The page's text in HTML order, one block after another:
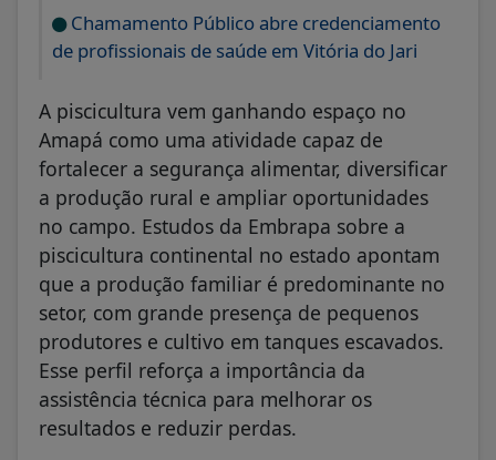
Chamamento Público abre credenciamento
de profissionais de saúde em Vitória do Jari
A piscicultura vem ganhando espaço no
Amapá como uma atividade capaz de
fortalecer a segurança alimentar, diversificar
a produção rural e ampliar oportunidades
no campo. Estudos da Embrapa sobre a
piscicultura continental no estado apontam
que a produção familiar é predominante no
setor, com grande presença de pequenos
produtores e cultivo em tanques escavados.
Esse perfil reforça a importância da
assistência técnica para melhorar os
resultados e reduzir perdas.